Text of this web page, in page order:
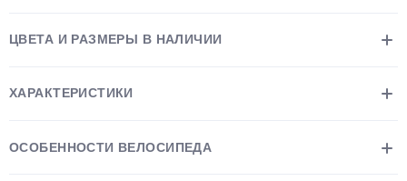
ЦВЕТА И РАЗМЕРЫ В НАЛИЧИИ
ХАРАКТЕРИСТИКИ
ОСОБЕННОСТИ ВЕЛОСИПЕДА